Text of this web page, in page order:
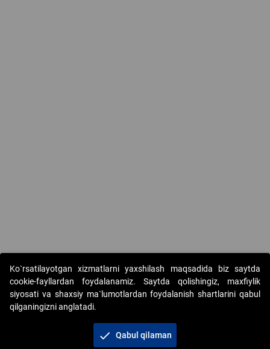
Copyright © 2017-2026. "Elektron onlayn-auksionlarni
tashkil etish" AJ. Barcha huquqlar himoyalangan
Ko`rsatilayotgan xizmatlarni yaxshilash maqsadida biz saytda
cookie-fayllardan foydalanamiz. Saytda qolishingiz, maxfiylik
siyosati va shaxsiy ma`lumotlardan foydalanish shartlarini qabul
qilganingizni anglatadi.
check Qabul qilaman